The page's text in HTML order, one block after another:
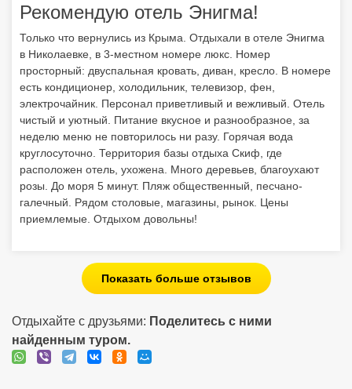
Рекомендую отель Энигма!
Только что вернулись из Крыма. Отдыхали в отеле Энигма
в Николаевке, в 3-местном номере люкс. Номер
просторный: двуспальная кровать, диван, кресло. В номере
есть кондиционер, холодильник, телевизор, фен,
электрочайник. Персонал приветливый и вежливый. Отель
чистый и уютный. Питание вкусное и разнообразное, за
неделю меню не повторилось ни разу. Горячая вода
круглосуточно. Территория базы отдыха Скиф, где
расположен отель, ухожена. Много деревьев, благоухают
розы. До моря 5 минут. Пляж общественный, песчано-
галечный. Рядом столовые, магазины, рынок. Цены
приемлемые. Отдыхом довольны!
Показать больше отзывов
Отдыхайте с друзьями: Поделитесь с ними
найденным туром.